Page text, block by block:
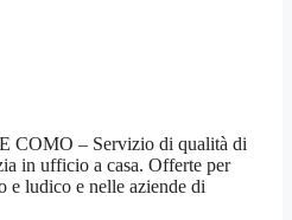
COMO – Servizio di qualità di
in ufficio a casa. Offerte per
e ludico e nelle aziende di